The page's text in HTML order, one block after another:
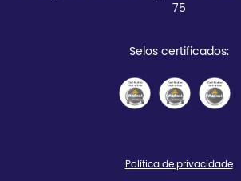
75
Selos certificados:
Política de privacidade